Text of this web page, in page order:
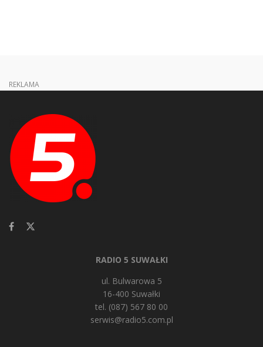
REKLAMA
RADIO 5 SUWAŁKI
ul. Bulwarowa 5
16-400 Suwałki
tel. (087) 567 80 00
serwis@radio5.com.pl